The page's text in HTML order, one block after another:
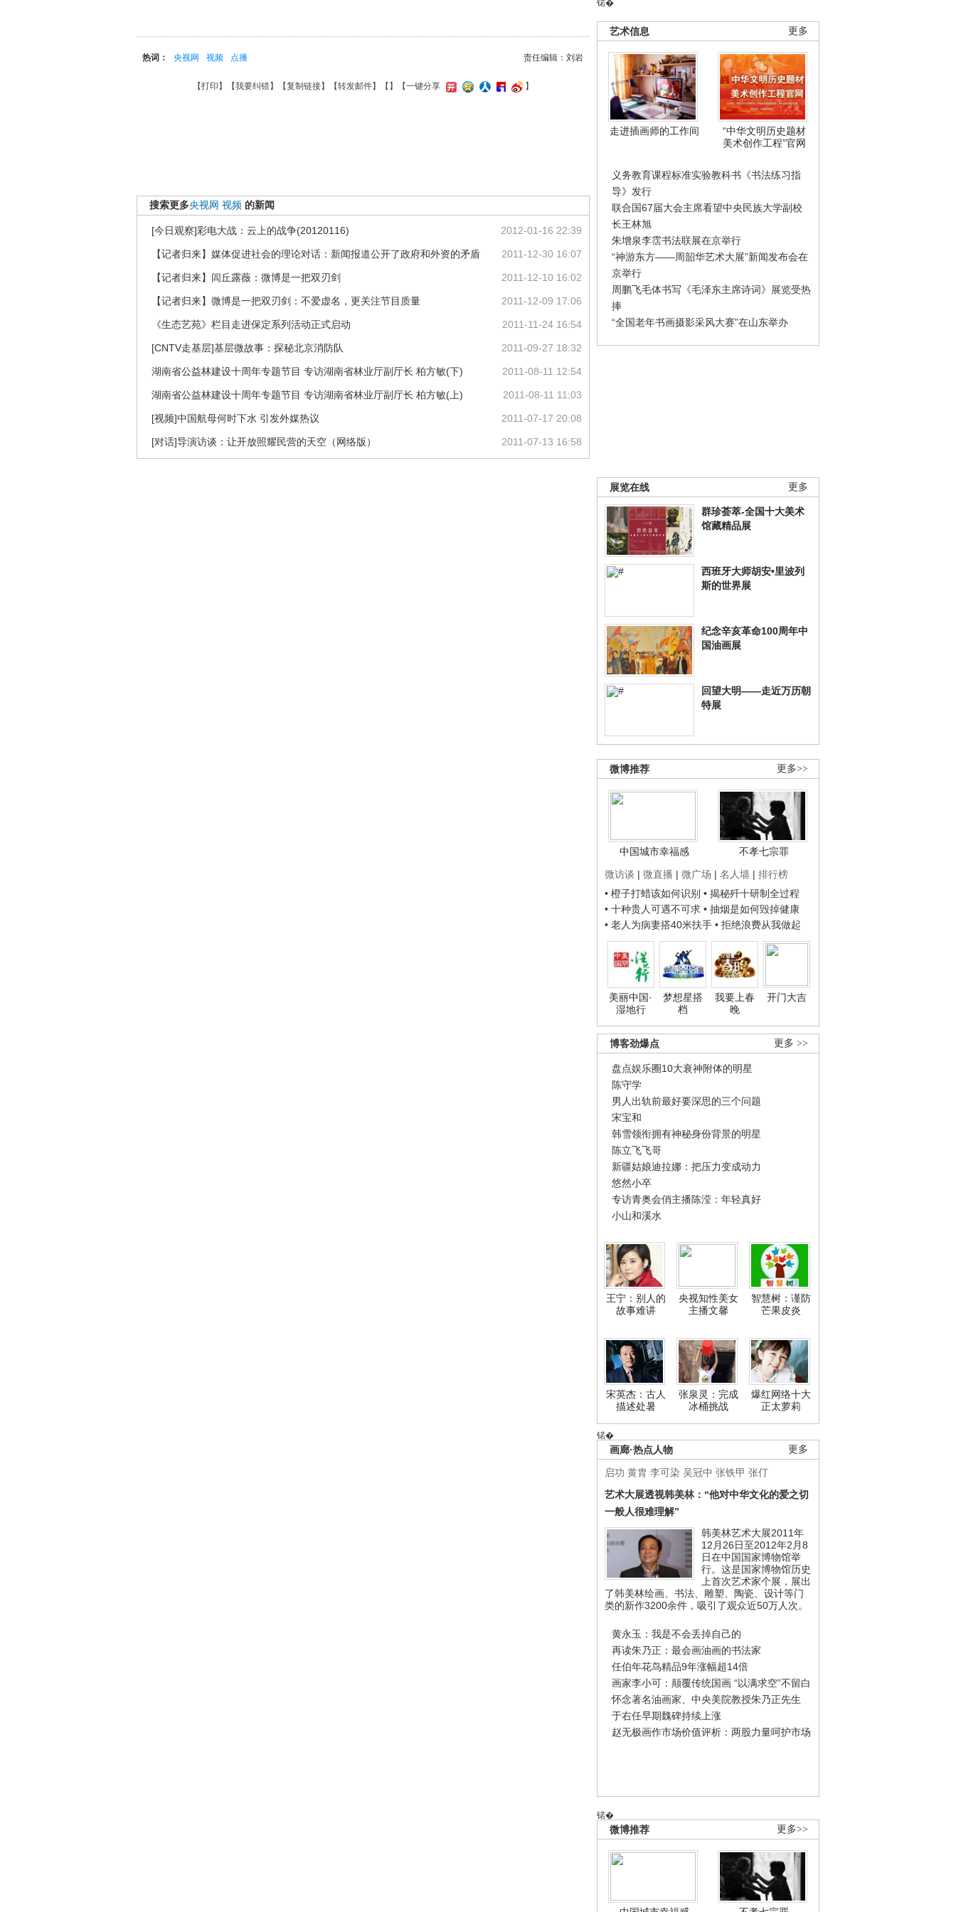
锘�
更多
艺术信息
走进插画师的工作间
“中华文明历史题材
美术创作工程”官网
义务教育课程标准实验教科书《书法练习指
导》发行
联合国67届大会主席看望中央民族大学副校
长王林旭
朱增泉李霑书法联展在京举行
“神游东方——周韶华艺术大展”新闻发布会在
京举行
周鹏飞毛体书写《毛泽东主席诗词》展览受热
捧
“全国老年书画摄影采风大赛”在山东举办
更多
展览在线
群珍荟萃-全国十大美术
馆藏精品展
西班牙大师胡安•里波列
斯的世界展
纪念辛亥革命100周年中
国油画展
回望大明——走近万历朝
特展
更多>>
微博推荐
中国城市幸福感
不孝七宗罪
微访谈 | 微直播 | 微广场 | 名人墙 | 排行榜
• 橙子打蜡该如何识别 • 揭秘歼十研制全过程
• 十种贵人可遇不可求 • 抽烟是如何毁掉健康
• 老人为病妻搭40米扶手 • 拒绝浪费从我做起
美丽中国·
湿地行
梦想星搭
档
我要上春
晚
开门大吉
更多 >>
博客劲爆点
盘点娱乐圈10大衰神附体的明星
陈守学
男人出轨前最好要深思的三个问题
宋宝和
韩雪领衔拥有神秘身份背景的明星
陈立飞飞哥
新疆姑娘迪拉娜：把压力变成动力
悠然小卒
专访青奥会俏主播陈滢：年轻真好
小山和溪水
王宁：别人的
故事难讲
央视知性美女
主播文馨
智慧树：谨防
芒果皮炎
宋英杰：古人
描述处暑
张泉灵：完成
冰桶挑战
爆红网络十大
正太萝莉
锘�
更多
画廊·热点人物
启功 黄胄 李可染 吴冠中 张铁甲 张仃
艺术大展透视韩美林：“他对中华文化的爱之切
一般人很难理解”
韩美林艺术大展2011年
12月26日至2012年2月8
日在中国国家博物馆举
行。这是国家博物馆历史
上首次艺术家个展，展出
了韩美林绘画、书法、雕塑、陶瓷、设计等门
类的新作3200余件，吸引了观众近50万人次。
黄永玉：我是不会丢掉自己的
再读朱乃正：最会画油画的书法家
任伯年花鸟精品9年涨幅超14倍
画家李小可：颠覆传统国画 “以满求空”不留白
怀念著名油画家、中央美院教授朱乃正先生
于右任早期魏碑持续上涨
赵无极画作市场价值评析：两股力量呵护市场
锘�
更多>>
微博推荐
责任编辑：刘岩
热词： 央视网 视频 点播
【打印 】【我要纠错】【复制链接】【转发邮件】【 】 【一键分享 】
搜索更多央视网 视频 的新闻
2012-01-16 22:39
[今日观察]彩电大战：云上的战争(20120116)
2011-12-30 16:07
【记者归来】媒体促进社会的理论对话：新闻报道公开了政府和外资的矛盾
2011-12-10 16:02
【记者归来】闾丘露薇：微博是一把双刃剑
2011-12-09 17:06
【记者归来】微博是一把双刃剑：不爱虚名，更关注节目质量
2011-11-24 16:54
《生态艺苑》栏目走进保定系列活动正式启动
2011-09-27 18:32
[CNTV走基层]基层微故事：探秘北京消防队
2011-08-11 12:54
湖南省公益林建设十周年专题节目 专访湖南省林业厅副厅长 柏方敏(下)
2011-08-11 11:03
湖南省公益林建设十周年专题节目 专访湖南省林业厅副厅长 柏方敏(上)
2011-07-17 20:08
[视频]中国航母何时下水 引发外媒热议
2011-07-13 16:58
[对话]导演访谈：让开放照耀民营的天空（网络版）